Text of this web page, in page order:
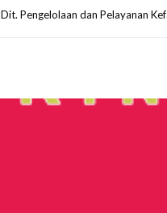
Dit. Pengelolaan dan Pelayanan